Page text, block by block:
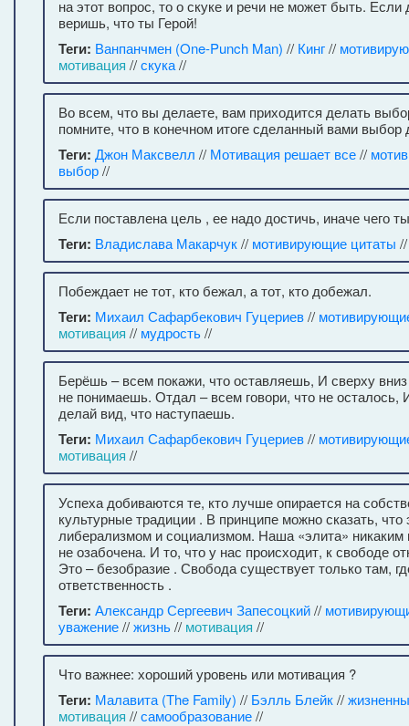
на этот вопрос, то о скуке и речи не может быть. Если
веришь, что ты Герой!
Теги: Ванпанчмен (One-Punch Man) // Кинг//
мотивация //скука//
Во всем, что вы делаете, вам приходится делать
помните, что в конечном итоге сделанный вами выбор
Теги: Джон Максвелл // Мотивация решает все//
выбор//
Если поставлена цель , ее надо достичь, иначе чего
Теги: Владислава Макарчук// мотивирующие цитаты
Побеждает не тот, кто бежал, а тот, кто добежал.
Теги: Михаил Сафарбекович Гуцериев//
мотивация // мудрость//
Берёшь – всем покажи, что оставляешь, И сверху вниз
не понимаешь. Отдал – всем говори, что не осталось,
делай вид, что наступаешь.
Теги: Михаил Сафарбекович Гуцериев//
мотивация //
Успеха добиваются те, кто лучше опирается на
культурные традиции . В принципе можно сказать,
либерализмом и социализмом. Наша «элита» никаким
не озабочена. И то, что у нас происходит, к свободе
Это – безобразие . Свобода существует только там,
ответственность .
Теги: Александр Сергеевич Запесоцкий//
уважение//жизнь// мотивация //
Что важнее: хороший уровень или мотивация ?
Теги: Малавита (The Family) // Бэлль Блейк//
мотивация //самообразование//